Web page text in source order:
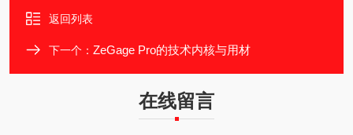
返回列表
下一个： ZeGage Pro的技术内核与用材​
在线留言